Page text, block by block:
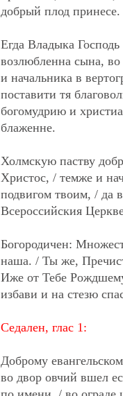
добрый плод принесе.
Егда Владыка Господь
возлюбленна сына,
и начальника в
поставити тя
богомудрию и
блаженне.
Холмскую паству
Христос, / темже и
подвигом твоим, / да
Всероссийския
Богородичен:
наша. / Ты же,
Иже от Тебе
избави и на стезю
Седален, глас 1:
Доброму
во двор овчий вшел